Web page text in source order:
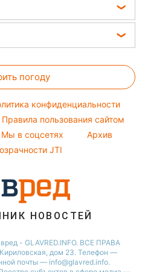
погоду
конфиденциальности
Правила пользования сайтом
Мы в соцсетях
Архив
JTI
НОВОСТЕЙ
- GLAVRED.INFO. ВСЕ ПРАВА
дом 23. Телефон —
почты — info@glavred.info.